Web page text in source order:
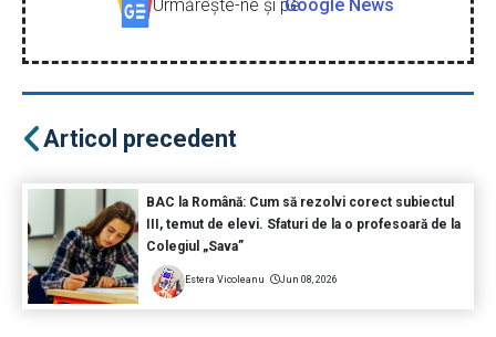
Urmăreşte-ne şi peGoogle News
Articol precedent
BAC la Română: Cum să rezolvi corect subiectul
III, temut de elevi. Sfaturi de la o profesoară de la
Colegiul „Sava”
Estera Vicoleanu Jun 08, 2026